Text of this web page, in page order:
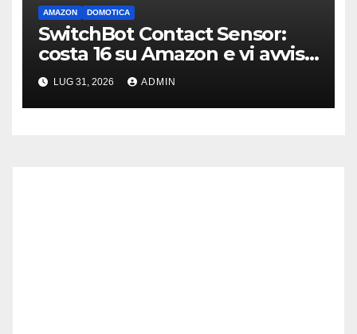
AMAZON DOMOTICA
SwitchBot Contact Sensor:
costa 16 su Amazon e vi avvisa
se qualcuno apre porte o
finestre
LUG 31, 2026 ADMIN